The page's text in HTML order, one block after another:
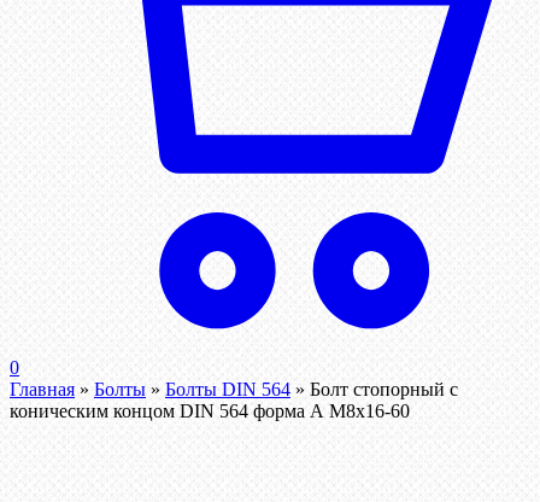
0
Главная » Болты » Болты DIN 564 » Болт стопорный с
коническим концом DIN 564 форма А М8х16-60